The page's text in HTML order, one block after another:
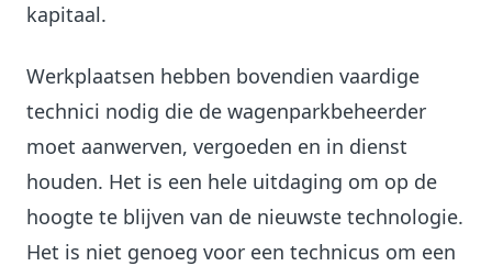
kapitaal.
Werkplaatsen hebben bovendien vaardige
technici nodig die de wagenparkbeheerder
moet aanwerven, vergoeden en in dienst
houden. Het is een hele uitdaging om op de
hoogte te blijven van de nieuwste technologie.
Het is niet genoeg voor een technicus om een